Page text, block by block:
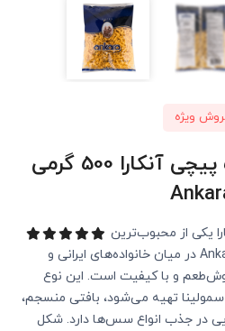
ویژه
ماکارونی کلاسیک پیچی آنکارا 500 گرمی
یکی از محبوب‌ترین
محصولات برند معتبر Ankara در میان خانواده‌های ایرانی و
و با کیفیت است. این نوع
سمولینا تهیه می‌شود، بافتی منسجم،
در جذب انواع سس‌ها دارد. شکل